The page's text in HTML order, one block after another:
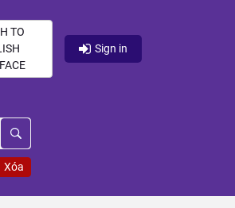
TO
Sign in
Xóa